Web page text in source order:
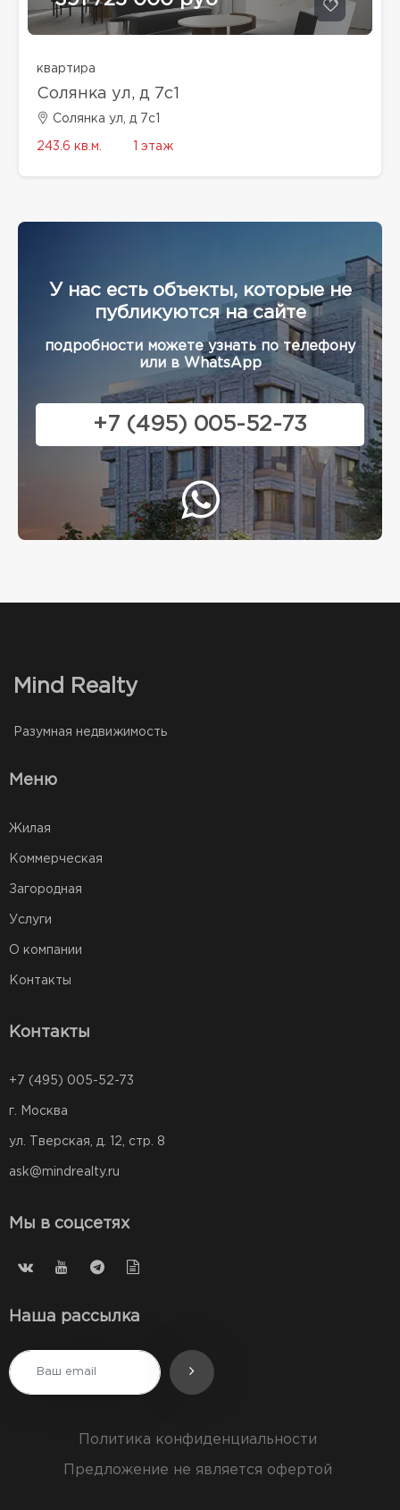
квартира
Солянка ул, д 7с1
Солянка ул, д 7с1
243.6 кв.м. 1 этаж
У нас есть объекты, которые не
публикуются на сайте
подробности можете узнать по телефону
или в WhatsApp
+7 (495) 005-52-73
Mind Realty
Разумная недвижимость
Меню
Жилая
Коммерческая
Загородная
Услуги
О компании
Контакты
Контакты
+7 (495) 005-52-73
г. Москва
ул. Тверская, д. 12, стр. 8
ask@mindrealty.ru
Мы в соцсетях
Наша рассылка
Политика конфиденциальности
Предложение не является офертой